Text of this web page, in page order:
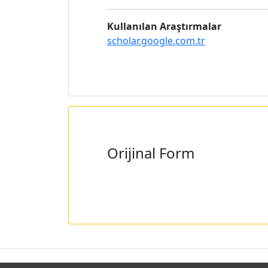
Kullanılan Araştırmalar
scholar.google.com.tr
Orijinal Form